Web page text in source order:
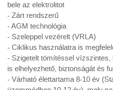
bele az elektrolitot
- Zárt rendszerű
- AGM technológia
- Szeleppel vezérelt (VRLA)
- Ciklikus használatra is
- Szigetelt tömítéssel
is elhelyezhető, biztonságát és
- Várható élettartama 8-10 év